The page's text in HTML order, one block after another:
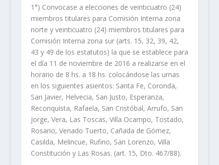
1°) Convocase a elecciones de veinticuatro (24)
miembros titulares para Comisión Interna zona
norte y veinticuatro (24) miembros titulares para
Comisión Interna zona sur (arts. 15, 32, 39, 42,
43 y 49 de los estatutos) la que se establece para
el día 11 de noviembre de 2016 a realizarse en el
horario de 8 hs. a 18 hs. colocándose las urnas
en los siguientes asientos: Santa Fe, Coronda,
San Javier, Helvecia, San Justo, Esperanza,
Reconquista, Rafaela, San Cristóbal, Arrufo, San
Jorge, Vera, Las Toscas, Villa Ocampo, Tostado,
Rosario, Venado Tuerto, Cañada de Gómez,
Casilda, Melincue, Rufino, San Lorenzo, Villa
Constitución y Las Rosas. (art. 15, Dto. 467/88).